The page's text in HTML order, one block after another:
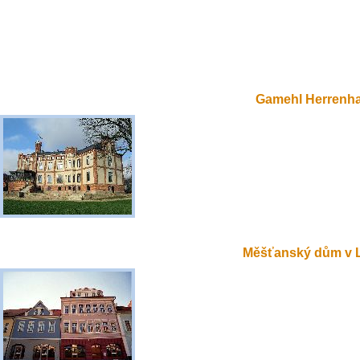
Gamehl
Měšťanský dům v